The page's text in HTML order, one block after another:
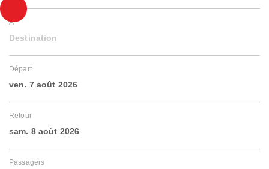
À
Destination
Départ
ven. 7 août 2026
Retour
sam. 8 août 2026
Passagers